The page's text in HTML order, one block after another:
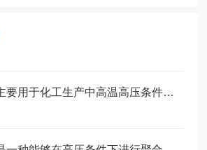
哈氏合金聚合釜主要用于化工生产中高温高压条件下的催化加氢反应